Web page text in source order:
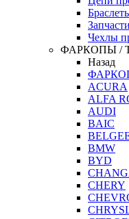
Чехлы
ФАРКОПЫ /
Назад
ACURA
ALFA
AUDI
BAIC
BMW
BYD
CHERY